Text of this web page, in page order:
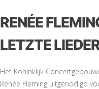
RENÉE
LETZTE
Het Koninklijk
Renée Fleming uitgenodigd